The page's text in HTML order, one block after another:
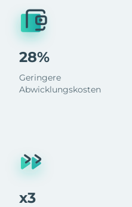
28%
Geringere
Abwicklungskosten
x3